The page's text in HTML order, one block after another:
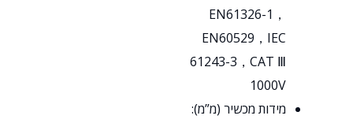
EN61326-1，
EN60529，IEC
61243-3，CAT Ⅲ
1000V
מידות מכשיר (מ”מ):